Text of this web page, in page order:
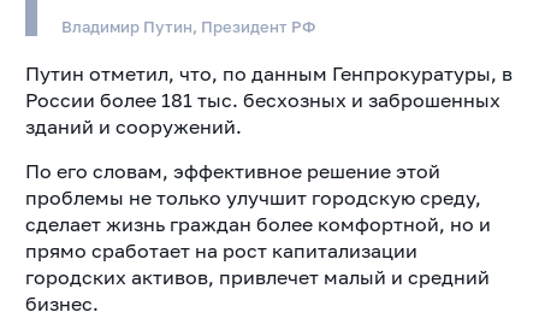
Владимир Путин, Президент РФ
Путин отметил, что, по данным Генпрокуратуры, в
России более 181 тыс. бесхозных и заброшенных
зданий и сооружений.
По его словам, эффективное решение этой
проблемы не только улучшит городскую среду,
сделает жизнь граждан более комфортной, но и
прямо сработает на рост капитализации
городских активов, привлечет малый и средний
бизнес.